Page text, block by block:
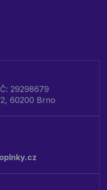
29298679
60200 Brno